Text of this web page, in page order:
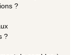
?
?